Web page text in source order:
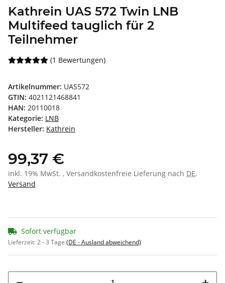
Kathrein UAS 572 Twin LNB
Multifeed tauglich für 2
Teilnehmer
(1 Bewertungen)
Artikelnummer: UAS572
GTIN: 4021121468841
HAN: 20110018
Kategorie: LNB
Hersteller: Kathrein
99,37 €
inkl. 19% MwSt. , Versandkostenfreie Lieferung nach DE.
Versand
Sofort verfügbar
Lieferzeit:2 - 3 Tage (DE - Ausland abweichend)